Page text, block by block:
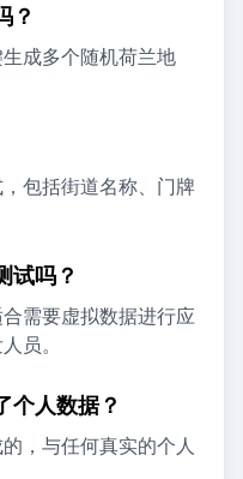
？
成多个随机荷兰地
包括街道名称、门牌
试吗？
需要虚拟数据进行应
员。
个人数据？
，与任何真实的个人